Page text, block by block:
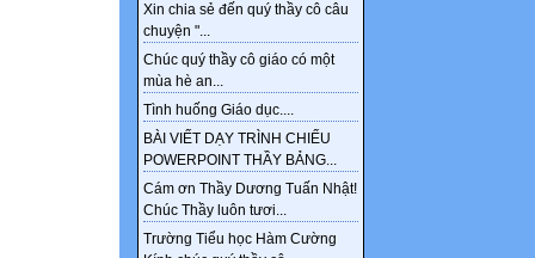
Xin chia sẻ đến quý thầy cô câu
chuyện "...
Chúc quý thầy cô giáo có một
mùa hè an...
Tình huống Giáo dục....
BÀI VIẾT DẠY TRÌNH CHIẾU
POWERPOINT THẦY BẢNG...
Cám ơn Thầy Dương Tuấn Nhật!
Chúc Thầy luôn tươi...
Trường Tiểu học Hàm Cường